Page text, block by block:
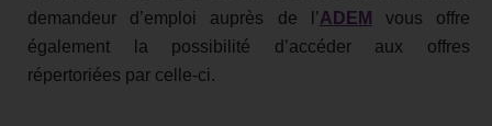
demandeur d’emploi auprès de l’ADEM
vous offre
également la possibilité d’accéder aux offres
répertoriées par celle-ci.